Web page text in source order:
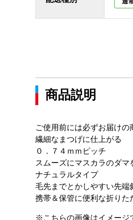
商品説明
ご使用前には必ずお届けの
繊細なまつげに仕上がる
０．７４ｍｍピッチ
スムーズにマスカラのダマ
ナチュラルタイプ
毛先までとかしやすい先端
携帯＆保管に便利な折りた
※こちらの画像はイメージ